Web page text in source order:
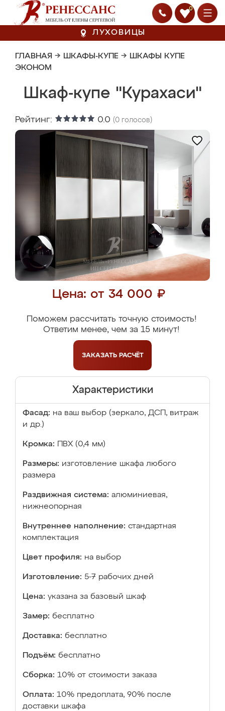
0
ЛУХОВИЦЫ
ГЛАВНАЯ → ШКАФЫ-КУПЕ → ШКАФЫ КУПЕ
ЭКОНОМ
Шкаф-купе "Курахаси"
Рейтинг: 0.0 (0 голосов)
Цена: от 34 000 ₽
Поможем рассчитать точную стоимость!
Ответим менее, чем за 15 минут!
ЗАКАЗАТЬ РАСЧЁТ
Характеристики
Фасад: на ваш выбор (зеркало, ДСП, витраж
и др.)
Кромка: ПВХ (0,4 мм)
Размеры: изготовление шкафа любого
размера
Раздвижная система: алюминиевая,
нижнеопорная
Внутреннее наполнение: стандартная
комплектация
Цвет профиля: на выбор
Изготовление: 5-7 рабочих дней
Цена: указана за базовый шкаф
Замер: бесплатно
Доставка: бесплатно
Подъём: бесплатно
Сборка: 10% от стоимости заказа
Оплата: 10% предоплата, 90% после
доставки шкафа